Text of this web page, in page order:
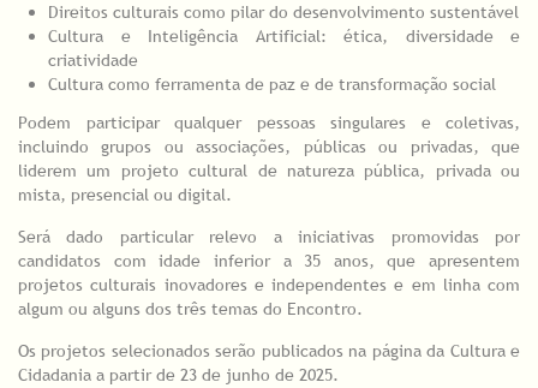
Direitos culturais como pilar do desenvolvimento sustentável
Cultura e Inteligência Artificial: ética, diversidade e
criatividade
Cultura como ferramenta de paz e de transformação social
Podem participar qualquer pessoas singulares e coletivas,
incluindo grupos ou associações, públicas ou privadas, que
liderem um projeto cultural de natureza pública, privada ou
mista, presencial ou digital.
Será dado particular relevo a iniciativas promovidas por
candidatos com idade inferior a 35 anos, que apresentem
projetos culturais inovadores e independentes e em linha com
algum ou alguns dos três temas do Encontro.
Os projetos selecionados serão publicados na página da Cultura e
Cidadania a partir de 23 de junho de 2025.